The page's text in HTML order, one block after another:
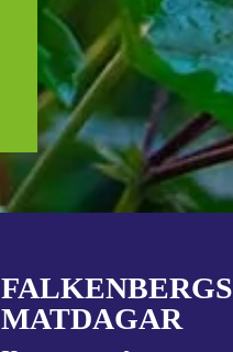
FALKENBERGS
MATDAGAR